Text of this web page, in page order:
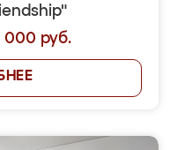
000 руб.